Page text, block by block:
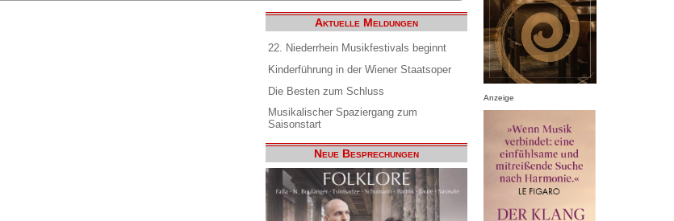
Aktuelle Meldungen
22. Niederrhein Musikfestivals beginnt
Kinderführung in der Wiener Staatsoper
Die Besten zum Schluss
Musikalischer Spaziergang zum
Saisonstart
Neue Besprechungen
Anzeige